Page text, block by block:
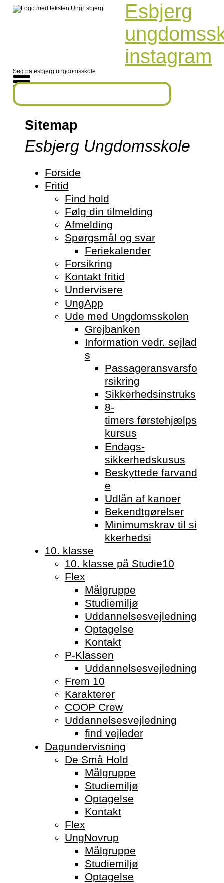
Esbjerg
instagram
Søg på esbjerg ungdomsskole
Sitemap
Esbjerg Ungdomsskole
Forside
Fritid
Find hold
Følg din tilmelding
Afmelding
Spørgsmål og svar
Feriekalender
Forsikring
Kontakt fritid
Undervisere
UngApp
Ude med Ungdomsskolen
Grejbanken
Information vedr. sejlad
s
Passageransvarsfo
rsikring
Sikkerhedsinstruks
8-
timers førstehjælps
kursus
Endags-
sikkerhedskusus
Beskyttede farvand
e
Udlån af kanoer
Bekendtgørelser
Minimumskrav til si
kkerhedsi
10. klasse
10. klasse på Studie10
Flex
Målgruppe
Studiemiljø
Uddannelsesvejledning
Optagelse
Kontakt
P-Klassen
Uddannelsesvejledning
Frem 10
Karakterer
COOP Crew
Uddannelsesvejledning
find vejleder
Dagundervisning
De Små Hold
Målgruppe
Studiemiljø
Optagelse
Kontakt
Flex
UngNovrup
Målgruppe
Studiemiljø
Optagelse